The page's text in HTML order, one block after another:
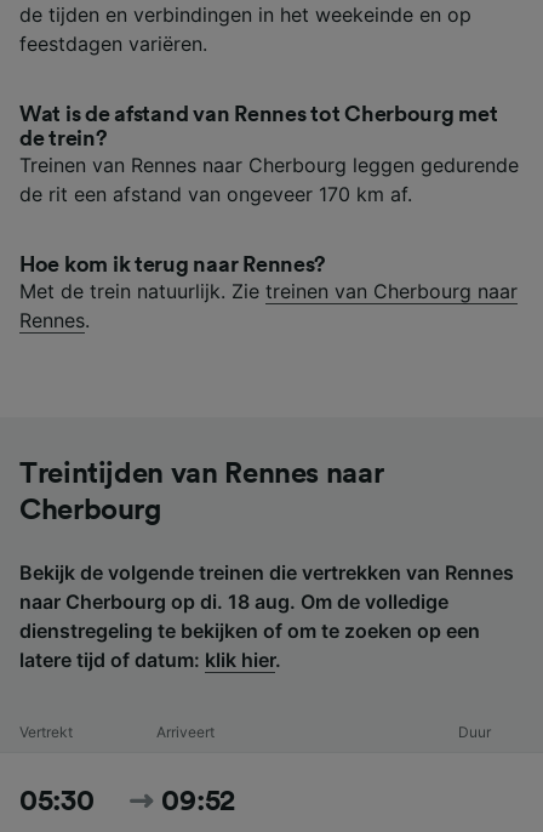
de tijden en verbindingen in het weekeinde en op
feestdagen variëren.
Wat is de afstand van Rennes tot Cherbourg met
de trein?
Treinen van Rennes naar Cherbourg leggen gedurende
de rit een afstand van ongeveer 170 km af.
Hoe kom ik terug naar Rennes?
Met de trein natuurlijk. Zie treinen van Cherbourg naar
Rennes.
Treintijden van Rennes naar
Cherbourg
Bekijk de volgende treinen die vertrekken van Rennes
naar Cherbourg op di. 18 aug. Om de volledige
dienstregeling te bekijken of om te zoeken op een
latere tijd of datum: klik hier.
Vertrekt Arriveert Duur
05:30 09:52